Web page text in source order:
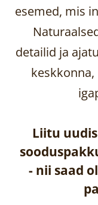
esemed, mis
detailid ja
Liitu
- nii saad